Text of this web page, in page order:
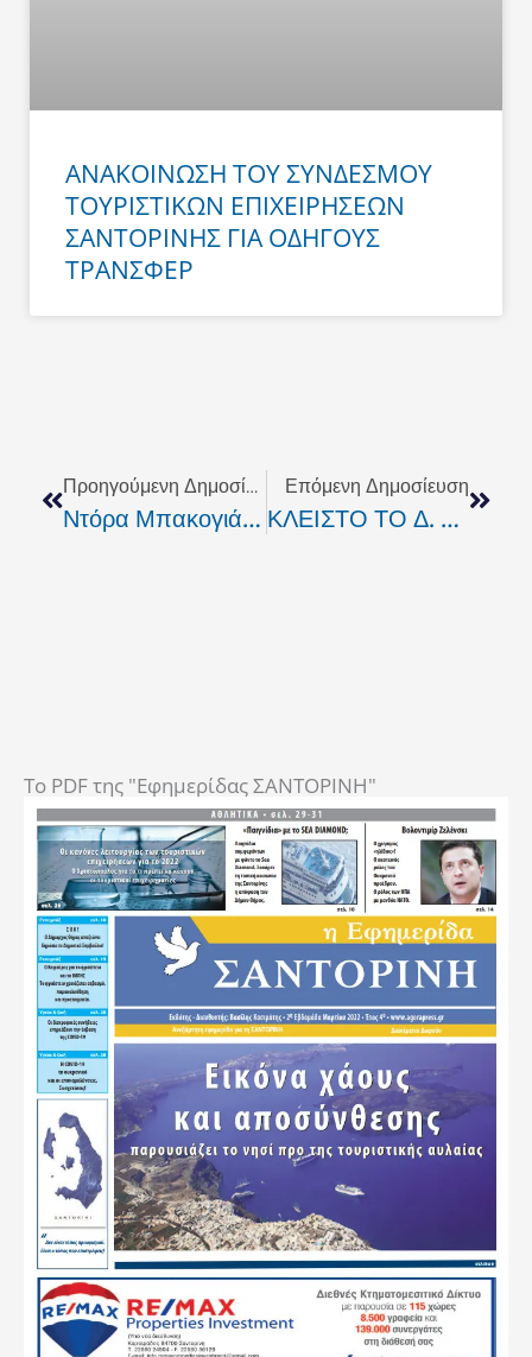
ΑΝΑΚΟΙΝΩΣΗ ΤΟΥ ΣΥΝΔΕΣΜΟΥ
ΤΟΥΡΙΣΤΙΚΩΝ ΕΠΙΧΕΙΡΗΣΕΩΝ
ΣΑΝΤΟΡΙΝΗΣ ΓΙΑ ΟΔΗΓΟΥΣ
ΤΡΑΝΣΦΕΡ
Προηγούμενη Δημοσίευση
Ντόρα Μπακογιάννη: Δεν Επενδύω Στη Χρεοκοπία Της Χώρας
Επόμενη Δημοσίευση
ΚΛΕΙΣΤΟ ΤΟ Δ. ΚΤΕΟ ΤΗΣ ΝΟΜΑΡΧΙΑΣ ΤΗΝ ΠΕΜΠΤΗ 13 ΜΑΙΟΥ
To PDF της "Εφημερίδας ΣΑΝΤΟΡΙΝΗ"